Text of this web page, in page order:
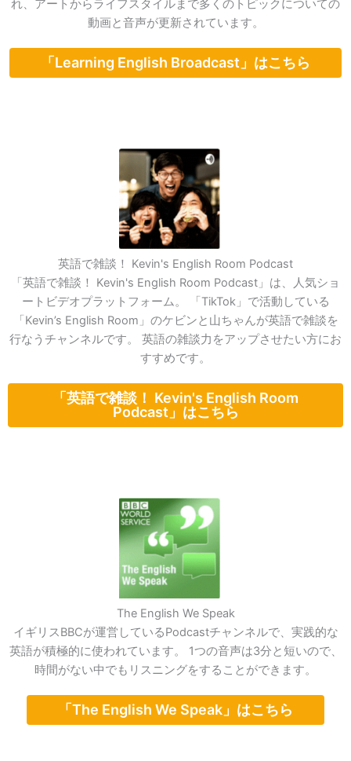
れ、アートからライフスタイルまで多くのトピックについての
動画と音声が更新されています。
「Learning English Broadcast」はこちら
英語で雑談！ Kevin's English Room Podcast
「英語で雑談！ Kevin's English Room Podcast」は、人気ショ
ートビデオプラットフォーム。 「TikTok」で活動している
「Kevin’s English Room」のケビンと山ちゃんが英語で雑談を
行なうチャンネルです。 英語の雑談力をアップさせたい方にお
すすめです。
「英語で雑談！ Kevin's English Room
Podcast」はこちら
The English We Speak
イギリスBBCが運営しているPodcastチャンネルで、実践的な
英語が積極的に使われています。 1つの音声は3分と短いので、
時間がない中でもリスニングをすることができます。
「The English We Speak」はこちら